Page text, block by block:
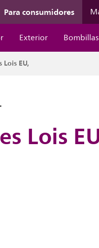
Para consumidores
Exterior Bombillas
EU,
Lois